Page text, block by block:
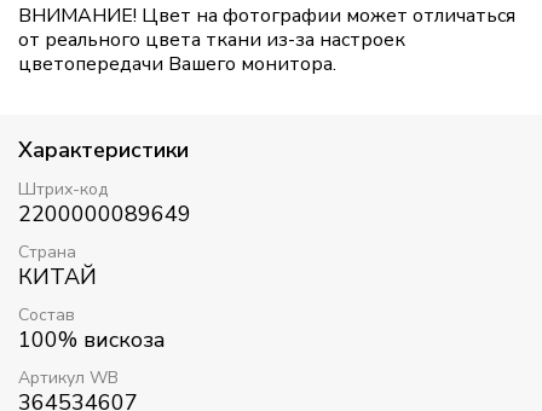
ВНИМАНИЕ! Цвет на фотографии может отличаться
от реального цвета ткани из-за настроек
цветопередачи Вашего монитора.
Характеристики
Штрих-код
2200000089649
Страна
КИТАЙ
Состав
100% вискоза
Артикул WB
364534607